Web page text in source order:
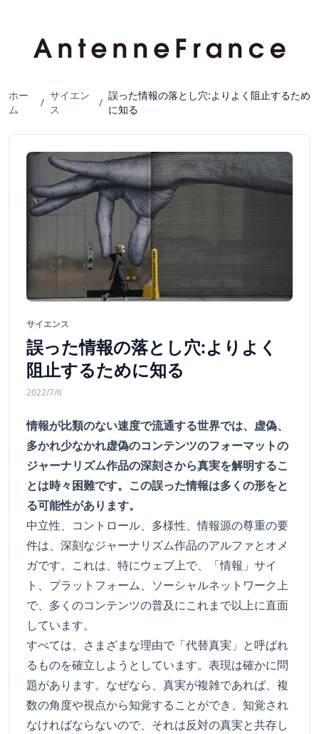
ホー
ム
/
サイエン
ス
/
誤った情報の落とし穴:よりよく阻止するため
に知る
サイエンス
誤った情報の落とし穴:よりよく
阻止するために知る
2022/7/6
情報が比類のない速度で流通する世界では、虚偽、
多かれ少なかれ虚偽のコンテンツのフォーマットの
ジャーナリズム作品の深刻さから真実を解明するこ
とは時々困難です。この誤った情報は多くの形をと
る可能性があります。
中立性、コントロール、多様性、情報源の尊重の要
件は、深刻なジャーナリズム作品のアルファとオメ
ガです。これは、特にウェブ上で、「情報」サイ
ト、プラットフォーム、ソーシャルネットワーク上
で、多くのコンテンツの普及にこれまで以上に直面
しています。
すべては、さまざまな理由で「代替真実」と呼ばれ
るものを確立しようとしています。表現は確かに問
題があります。なぜなら、真実が複雑であれば、複
数の角度や視点から知覚することができ、知覚され
なければならないので、それは反対の真実と共存し